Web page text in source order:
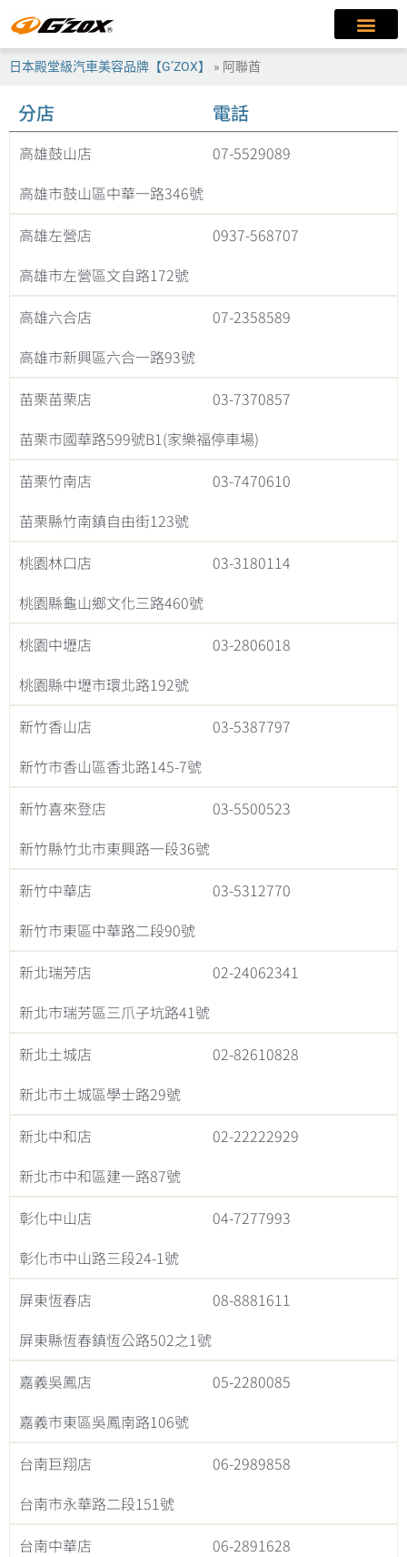
日本殿堂級汽車美容品牌【G’ZOX】 » 阿聯酋
分店 電話
高雄鼓山店
07-5529089
高雄市鼓山區中華一路346號
高雄左營店
0937-568707
高雄市左營區文自路172號
高雄六合店
07-2358589
高雄市新興區六合一路93號
苗栗苗栗店
03-7370857
苗栗市國華路599號B1(家樂福停車場)
苗栗竹南店
03-7470610
苗栗縣竹南鎮自由街123號
桃園林口店
03-3180114
桃園縣龜山鄉文化三路460號
桃園中壢店
03-2806018
桃園縣中壢市環北路192號
新竹香山店
03-5387797
新竹市香山區香北路145-7號
新竹喜來登店
03-5500523
新竹縣竹北市東興路一段36號
新竹中華店
03-5312770
新竹市東區中華路二段90號
新北瑞芳店
02-24062341
新北市瑞芳區三爪子坑路41號
新北土城店
02-82610828
新北市土城區學士路29號
新北中和店
02-22222929
新北市中和區建一路87號
彰化中山店
04-7277993
彰化市中山路三段24-1號
屏東恆春店
08-8881611
屏東縣恆春鎮恆公路502之1號
嘉義吳鳳店
05-2280085
嘉義市東區吳鳳南路106號
台南巨翔店
06-2989858
台南市永華路二段151號
台南中華店
06-2891628